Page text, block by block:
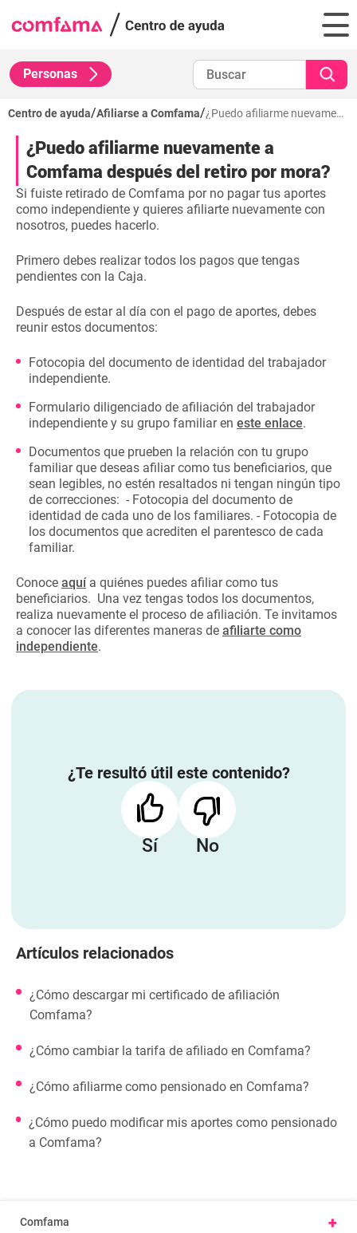
Personas
Centro de ayuda/Afiliarse a Comfama/ ¿Puedo afiliarme nuevamente a Comfama después del retiro por mora?
¿Puedo afiliarme nuevamente a
Comfama después del retiro por mora?
Si fuiste retirado de Comfama por no pagar tus aportes
como independiente y quieres afiliarte nuevamente con
nosotros, puedes hacerlo.
Primero debes realizar todos los pagos que tengas
pendientes con la Caja.
Después de estar al día con el pago de aportes, debes
reunir estos documentos:
Fotocopia del documento de identidad del trabajador
independiente.
Formulario diligenciado de afiliación del trabajador
independiente y su grupo familiar en este enlace.
Documentos que prueben la relación con tu grupo
familiar que deseas afiliar como tus beneficiarios, que
sean legibles, no estén resaltados ni tengan ningún tipo
de correcciones: - Fotocopia del documento de
identidad de cada uno de los familiares. - Fotocopia de
los documentos que acrediten el parentesco de cada
familiar.
Conoce aquía quiénes puedes afiliar como tus
beneficiarios. Una vez tengas todos los documentos,
realiza nuevamente el proceso de afiliación. Te invitamos
a conocer las diferentes maneras de afiliarte como
independiente.
¿Te resultó útil este contenido?
Sí No
Artículos relacionados
¿Cómo descargar mi certificado de afiliación
Comfama?
¿Cómo cambiar la tarifa de afiliado en Comfama?
¿Cómo afiliarme como pensionado en Comfama?
¿Cómo puedo modificar mis aportes como pensionado
a Comfama?
Comfama +